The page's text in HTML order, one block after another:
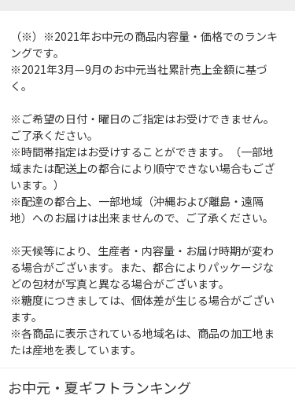
（※）※2021年お中元の商品内容量・価格でのランキ
ングです。
※2021年3月—9月のお中元当社累計売上金額に基づ
く。
※ご希望の日付・曜日のご指定はお受けできません。
ご了承ください。
※時間帯指定はお受けすることができます。（一部地
域または配送上の都合により順守できない場合もござ
います。）
※配達の都合上、一部地域（沖縄および離島・遠隔
地）へのお届けは出来ませんので、ご了承ください。
※天候等により、生産者・内容量・お届け時期が変わ
る場合がございます。また、都合によりパッケージな
どの包材が写真と異なる場合がございます。
※糖度につきましては、個体差が生じる場合がござい
ます。
※各商品に表示されている地域名は、商品の加工地ま
たは産地を表しています。
お中元・夏ギフトランキング